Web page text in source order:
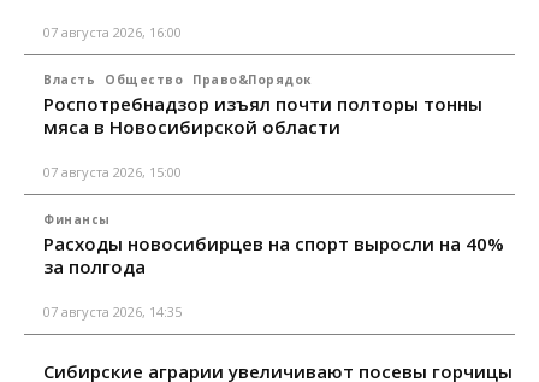
07 августа 2026, 16:00
Власть Общество Право&Порядок
Роспотребнадзор изъял почти полторы тонны
мяса в Новосибирской области
07 августа 2026, 15:00
Финансы
Расходы новосибирцев на спорт выросли на 40%
за полгода
07 августа 2026, 14:35
Сибирские аграрии увеличивают посевы горчицы